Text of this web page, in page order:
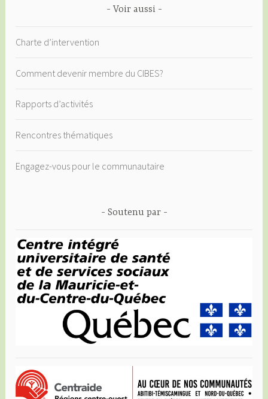
Voir aussi
Charte d’intervention
Comment devenir membre du CIBES?
Rapports d’activités
Rencontres thématiques
Engagez-vous pour le communautaire
Soutenu par